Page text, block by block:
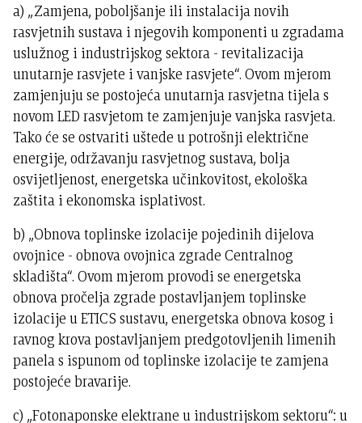
a) „Zamjena, poboljšanje ili instalacija novih
rasvjetnih sustava i njegovih komponenti u zgradama
uslužnog i industrijskog sektora - revitalizacija
unutarnje rasvjete i vanjske rasvjete“. Ovom mjerom
zamjenjuju se postojeća unutarnja rasvjetna tijela s
novom LED rasvjetom te zamjenjuje vanjska rasvjeta.
Tako će se ostvariti uštede u potrošnji električne
energije, održavanju rasvjetnog sustava, bolja
osvijetljenost, energetska učinkovitost, ekološka
zaštita i ekonomska isplativost.
b) „Obnova toplinske izolacije pojedinih dijelova
ovojnice - obnova ovojnica zgrade Centralnog
skladišta“. Ovom mjerom provodi se energetska
obnova pročelja zgrade postavljanjem toplinske
izolacije u ETICS sustavu, energetska obnova kosog i
ravnog krova postavljanjem predgotovljenih limenih
panela s ispunom od toplinske izolacije te zamjena
postojeće bravarije.
c) „Fotonaponske elektrane u industrijskom sektoru“: u